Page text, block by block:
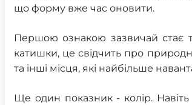
що форму вже час оновити.
Першою ознакою зазвичай стає
катишки, це свідчить про
та інші місця, які найбільше
Ще один показник - колір.